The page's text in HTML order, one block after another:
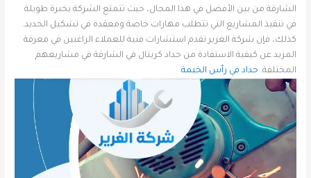
الشارقة من بين الأفضل في هذا المجال، حيث تتمتع الشركة بخبرة طويلة
في تنفيذ المشاريع التي تتطلب مهارات خاصة ومعقدة في تشكيل الحديد.
كذلك، فإن شركة الغرير تقدم استشارات فنية للعملاء الراغبين في معرفة
المزيد عن كيفية الاستفادة من حداد كريتال في الشارقة في مشاريعهم
المختلفة. حداد في رأس الخيمة